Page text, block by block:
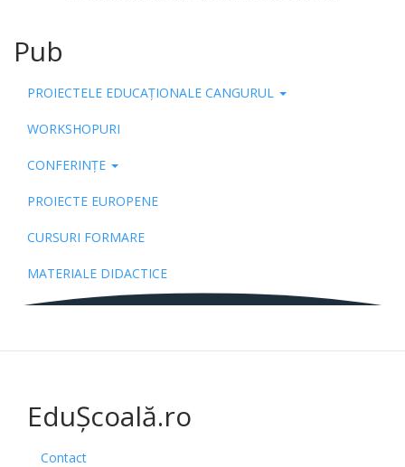
Pub
PROIECTELE EDUCAȚIONALE CANGURUL
WORKSHOPURI
CONFERINȚE
PROIECTE EUROPENE
CURSURI FORMARE
MATERIALE DIDACTICE
EduȘcoală.ro
Contact